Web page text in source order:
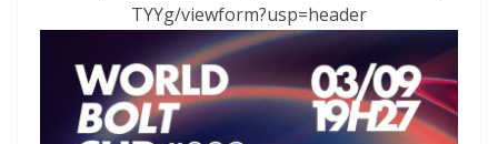
TYYg/viewform?usp=header